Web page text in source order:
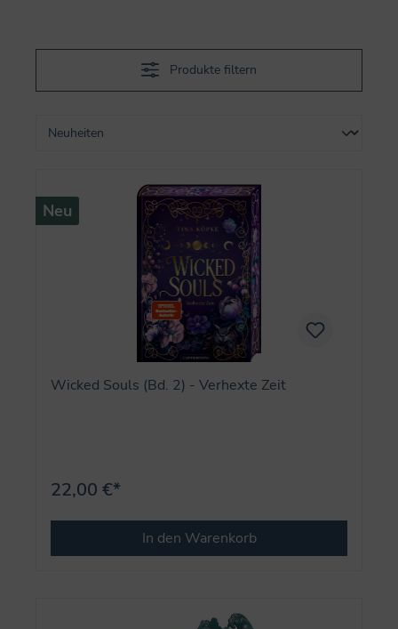
Produkte filtern
Neu
Wicked Souls (Bd. 2) - Verhexte Zeit
22,00 €*
In den Warenkorb